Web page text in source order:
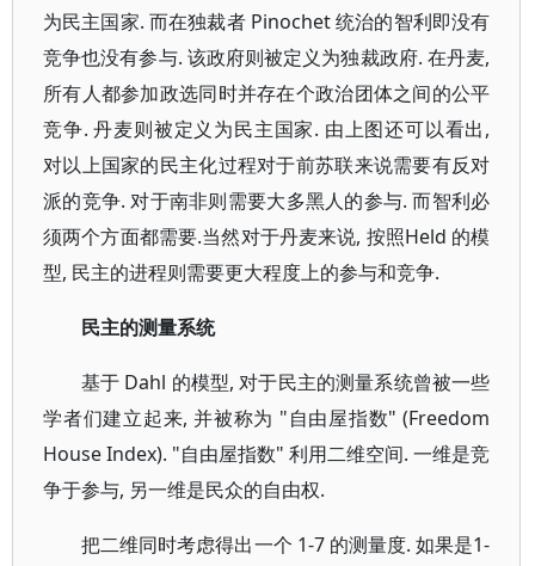
为民主国家. 而在独裁者 Pinochet 统治的智利即没有
竞争也没有参与. 该政府则被定义为独裁政府. 在丹麦,
所有人都参加政选同时并存在个政治团体之间的公平
竞争. 丹麦则被定义为民主国家. 由上图还可以看出,
对以上国家的民主化过程对于前苏联来说需要有反对
派的竞争. 对于南非则需要大多黑人的参与. 而智利必
须两个方面都需要.当然对于丹麦来说, 按照Held 的模
型, 民主的进程则需要更大程度上的参与和竞争.
民主的测量系统
基于 Dahl 的模型, 对于民主的测量系统曾被一些
学者们建立起来, 并被称为 "自由屋指数" (Freedom
House Index). "自由屋指数" 利用二维空间. 一维是竞
争于参与, 另一维是民众的自由权.
把二维同时考虑得出一个 1-7 的测量度. 如果是1-